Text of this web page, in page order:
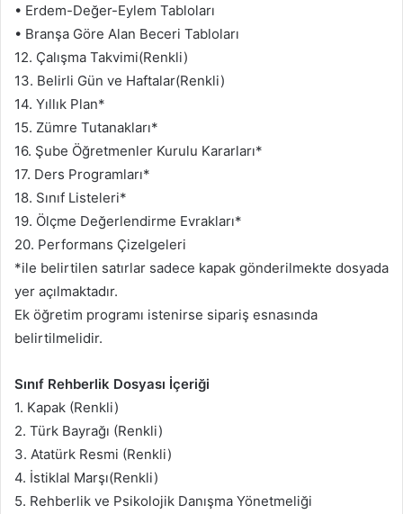
• Erdem-Değer-Eylem Tabloları
• Branşa Göre Alan Beceri Tabloları
12. Çalışma Takvimi(Renkli)
13. Belirli Gün ve Haftalar(Renkli)
14. Yıllık Plan*
15. Zümre Tutanakları*
16. Şube Öğretmenler Kurulu Kararları*
17. Ders Programları*
18. Sınıf Listeleri*
19. Ölçme Değerlendirme Evrakları*
20. Performans Çizelgeleri
*ile belirtilen satırlar sadece kapak gönderilmekte dosyada
yer açılmaktadır.
Ek öğretim programı istenirse sipariş esnasında
belirtilmelidir.
Sınıf Rehberlik Dosyası İçeriği
1. Kapak (Renkli)
2. Türk Bayrağı (Renkli)
3. Atatürk Resmi (Renkli)
4. İstiklal Marşı(Renkli)
5. Rehberlik ve Psikolojik Danışma Yönetmeliği